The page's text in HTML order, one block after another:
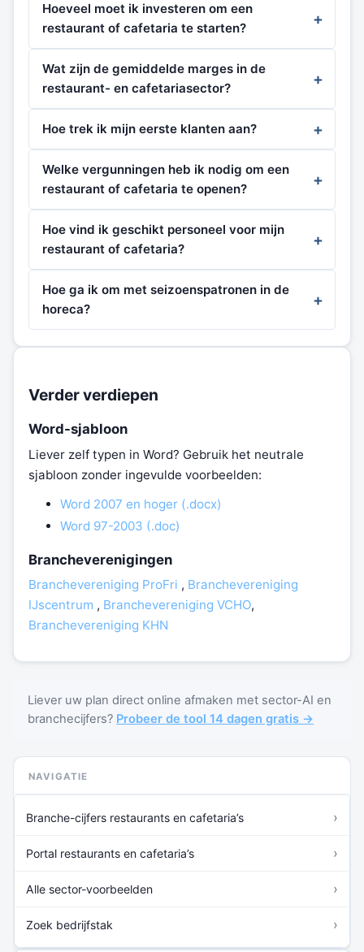
Hoeveel moet ik investeren om een
restaurant of cafetaria te starten?
Wat zijn de gemiddelde marges in de
restaurant- en cafetariasector?
Hoe trek ik mijn eerste klanten aan?
Welke vergunningen heb ik nodig om een
restaurant of cafetaria te openen?
Hoe vind ik geschikt personeel voor mijn
restaurant of cafetaria?
Hoe ga ik om met seizoenspatronen in de
horeca?
Verder verdiepen
Word-sjabloon
Liever zelf typen in Word? Gebruik het neutrale
sjabloon zonder ingevulde voorbeelden:
Word 2007 en hoger (.docx)
Word 97-2003 (.doc)
Brancheverenigingen
Branchevereniging ProFri , Branchevereniging
IJscentrum , Branchevereniging VCHO,
Branchevereniging KHN
Liever uw plan direct online afmaken met sector-AI en
branchecijfers? Probeer de tool 14 dagen gratis →
NAVIGATIE
Branche-cijfers restaurants en cafetaria’s ›
Portal restaurants en cafetaria’s ›
Alle sector-voorbeelden ›
Zoek bedrijfstak ›